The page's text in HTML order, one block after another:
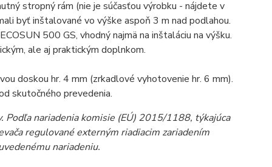
stropný rám (nie je súčasťou výrobku - nájdete v
byť inštalované vo výške aspoň 3 m nad podlahou.
500 GS, vhodný najmä na inštaláciu na výšku.
ale aj praktickým doplnkom.
doskou hr. 4 mm (zrkadlové vyhotovenie hr. 6 mm).
skutočného prevedenia.
Podľa nariadenia komisie (EÚ) 2015/1188, týkajúca
regulované externým riadiacim zariadením
nariadeniu.